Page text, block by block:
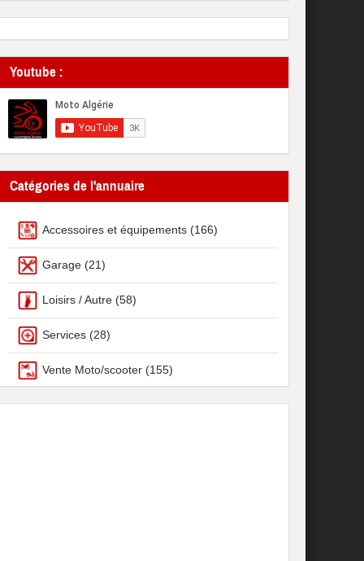
Youtube :
Catégories de l'annuaire
Accessoires et équipements (166)
Garage (21)
Loisirs / Autre (58)
Services (28)
Vente Moto/scooter (155)